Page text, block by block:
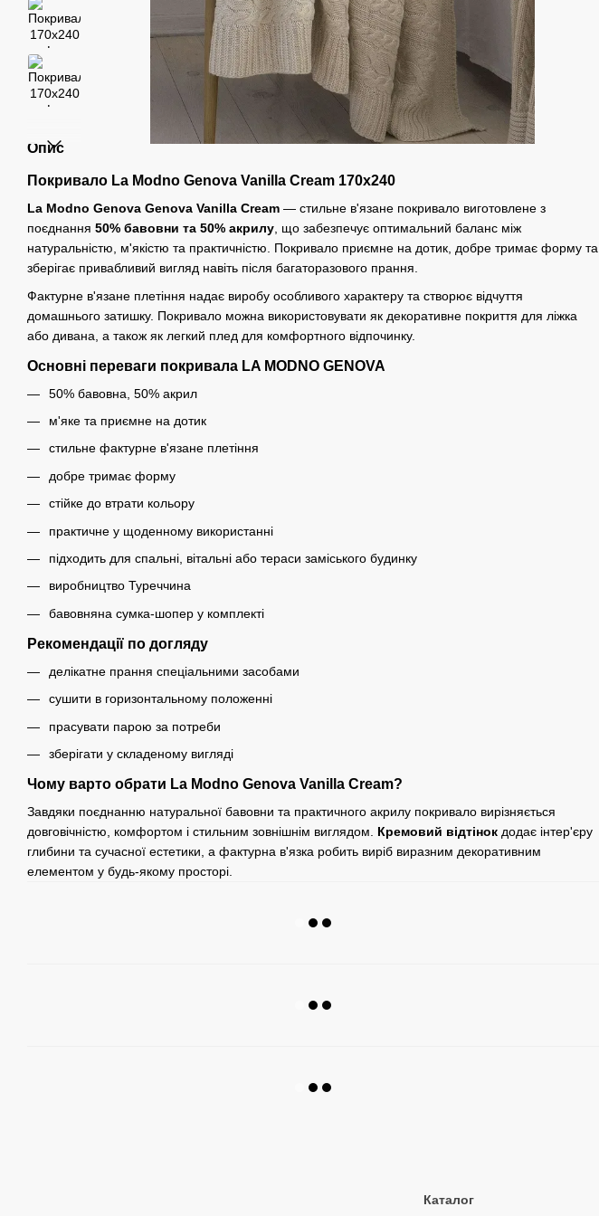
Опис
Покривало La Modno Genova Vanilla Cream 170x240
La Modno Genova Genova Vanilla Cream — стильне в'язане покривало виготовлене з
поєднання 50% бавовни та 50% акрилу, що забезпечує оптимальний баланс між
натуральністю, м'якістю та практичністю. Покривало приємне на дотик, добре тримає форму та
зберігає привабливий вигляд навіть після багаторазового прання.
Фактурне в'язане плетіння надає виробу особливого характеру та створює відчуття
домашнього затишку. Покривало можна використовувати як декоративне покриття для ліжка
або дивана, а також як легкий плед для комфортного відпочинку.
Основні переваги покривала LA MODNO GENOVA
50% бавовна, 50% акрил
м'яке та приємне на дотик
стильне фактурне в'язане плетіння
добре тримає форму
стійке до втрати кольору
практичне у щоденному використанні
підходить для спальні, вітальні або тераси заміського будинку
виробництво Туреччина
бавовняна сумка-шопер у комплекті
Рекомендації по догляду
делікатне прання спеціальними засобами
сушити в горизонтальному положенні
прасувати парою за потреби
зберігати у складеному вигляді
Чому варто обрати La Modno Genova Vanilla Cream?
Завдяки поєднанню натуральної бавовни та практичного акрилу покривало вирізняється
довговічністю, комфортом і стильним зовнішнім виглядом. Кремовий відтінок додає інтер'єру
глибини та сучасної естетики, а фактурна в'язка робить виріб виразним декоративним
елементом у будь-якому просторі.
Каталог